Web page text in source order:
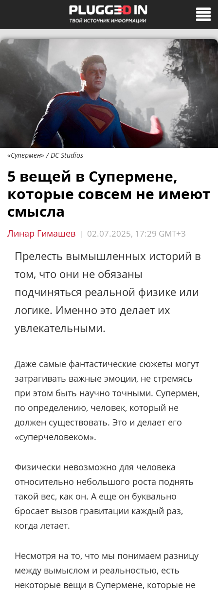
«Супермен» / DC Studios
5 вещей в Супермене,
которые совсем не имеют
смысла
Линар Гимашев | 02.07.2025, 17:29 GMT+3
Прелесть вымышленных историй в
том, что они не обязаны
подчиняться реальной физике или
логике. Именно это делает их
увлекательными.
Даже самые фантастические сюжеты могут
затрагивать важные эмоции, не стремясь
при этом быть научно точными. Супермен,
по определению, человек, который не
должен существовать. Это и делает его
«суперчеловеком».
Физически невозможно для человека
относительно небольшого роста поднять
такой вес, как он. А еще он буквально
бросает вызов гравитации каждый раз,
когда летает.
Несмотря на то, что мы понимаем разницу
между вымыслом и реальностью, есть
некоторые вещи в Супермене, которые не